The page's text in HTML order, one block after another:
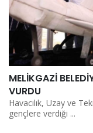
MELİKGAZİ
VURDU
Havacılık, Uzay ve
gençlere verdiği ...